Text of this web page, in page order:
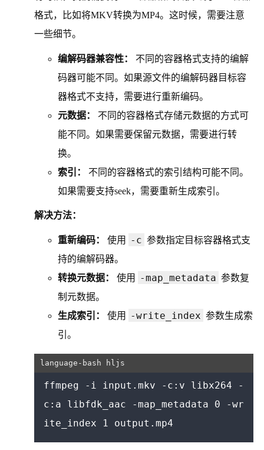
格式，比如将MKV转换为MP4。这时候，需要注意
一些细节。
编解码器兼容性：
不同的容器格式支持的编解
码器可能不同。如果源文件的编解码器目标容
器格式不支持，需要进行重新编码。
元数据：
不同的容器格式存储元数据的方式可
能不同。如果需要保留元数据，需要进行转
换。
索引：
不同的容器格式的索引结构可能不同。
如果需要支持seek，需要重新生成索引。
解决方法：
重新编码： 使用 -c 参数指定目标容器格式支
持的编解码器。
转换元数据：
使用 -map_metadata 参数复
制元数据。
生成索引：
使用 -write_index 参数生成索
引。
ffmpeg -i input.mkv -c:v libx264 -
c:a libfdk_aac -map_metadata 0 -wr